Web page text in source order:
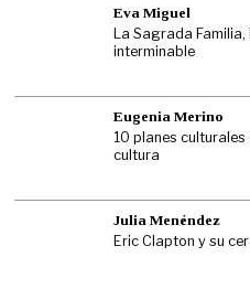
Eva Miguel
La Sagrada
interminable
Eugenia Merino
10 planes culturales
cultura
Julia Menéndez
Eric Clapton y su